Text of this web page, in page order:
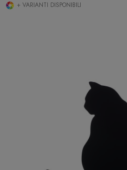
+ VARIANTI DISPONIBILI